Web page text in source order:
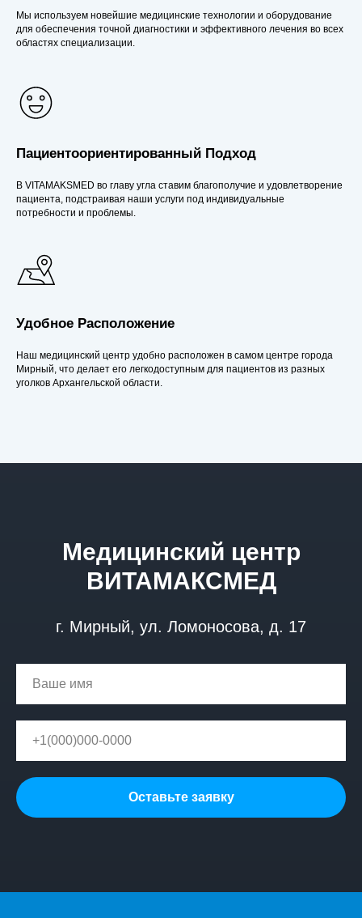
Мы используем новейшие медицинские технологии и оборудование
для обеспечения точной диагностики и эффективного лечения во всех
областях специализации.
Пациентоориентированный Подход
В VITAMAKSMED во главу угла ставим благополучие и удовлетворение
пациента, подстраивая наши услуги под индивидуальные
потребности и проблемы.
Удобное Расположение
Наш медицинский центр удобно расположен в самом центре города
Мирный, что делает его легкодоступным для пациентов из разных
уголков Архангельской области.
Медицинский центр
ВИТАМАКСМЕД
г. Мирный, ул. Ломоносова, д. 17
Оставьте заявку